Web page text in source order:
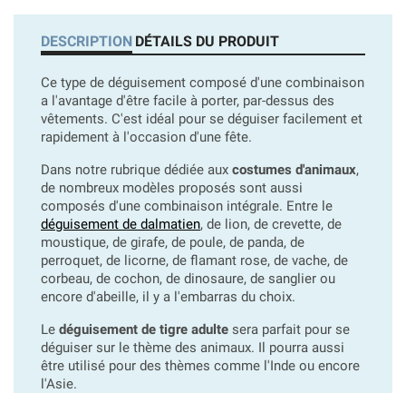
DESCRIPTION DÉTAILS DU PRODUIT
Ce type de déguisement composé d'une combinaison
a l'avantage d'être facile à porter, par-dessus des
vêtements. C'est idéal pour se déguiser facilement et
rapidement à l'occasion d'une fête.
Dans notre rubrique dédiée aux costumes d'animaux,
de nombreux modèles proposés sont aussi
composés d'une combinaison intégrale. Entre le
déguisement de dalmatien, de lion, de crevette, de
moustique, de girafe, de poule, de panda, de
perroquet, de licorne, de flamant rose, de vache, de
corbeau, de cochon, de dinosaure, de sanglier ou
encore d'abeille, il y a l'embarras du choix.
Le déguisement de tigre adulte sera parfait pour se
déguiser sur le thème des animaux. Il pourra aussi
être utilisé pour des thèmes comme l'Inde ou encore
l'Asie.